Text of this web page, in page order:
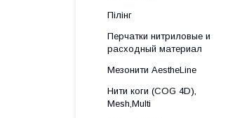
Пілінг
Перчатки нитриловые и
расходный материал
Мезонити AestheLine
Нити коги (COG 4D),
Mesh,Multi